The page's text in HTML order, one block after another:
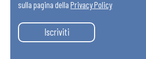
sulla pagina della Privacy Policy
Iscriviti